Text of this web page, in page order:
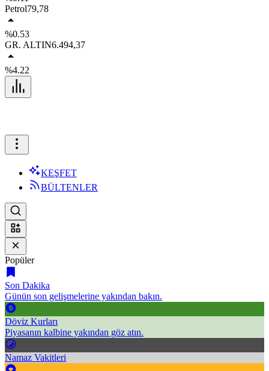
Petrol79,78
%0.53
GR. ALTIN6.494,37
%4.22
KEŞFET
BÜLTENLER
Popüler
Son Dakika
Günün son gelişmelerine yakından bakın.
Döviz Kurları
Piyasanın kalbine yakından göz atın.
Namaz Vakitleri